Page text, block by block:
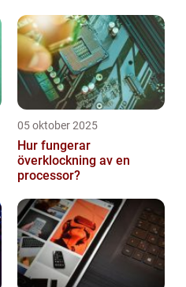
05 oktober 2025
Hur fungerar
överklockning av en
processor?